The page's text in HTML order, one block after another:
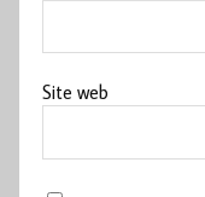
Site web